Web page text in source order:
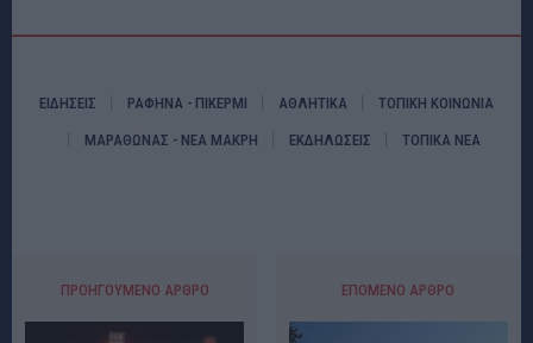
ΕΙΔΗΣΕΙΣ ΡΑΦΗΝΑ - ΠΙΚΕΡΜΙ ΑΘΛΗΤΙΚΑ ΤΟΠΙΚΗ ΚΟΙΝΩΝΙΑ
ΜΑΡΑΘΩΝΑΣ - ΝΕΑ ΜΑΚΡΗ ΕΚΔΗΛΩΣΕΙΣ ΤΟΠΙΚΑ ΝΕΑ
ΠΡΟΗΓΟΎΜΕΝΟ ΆΡΘΡΟ ΕΠΌΜΕΝΟ ΆΡΘΡΟ